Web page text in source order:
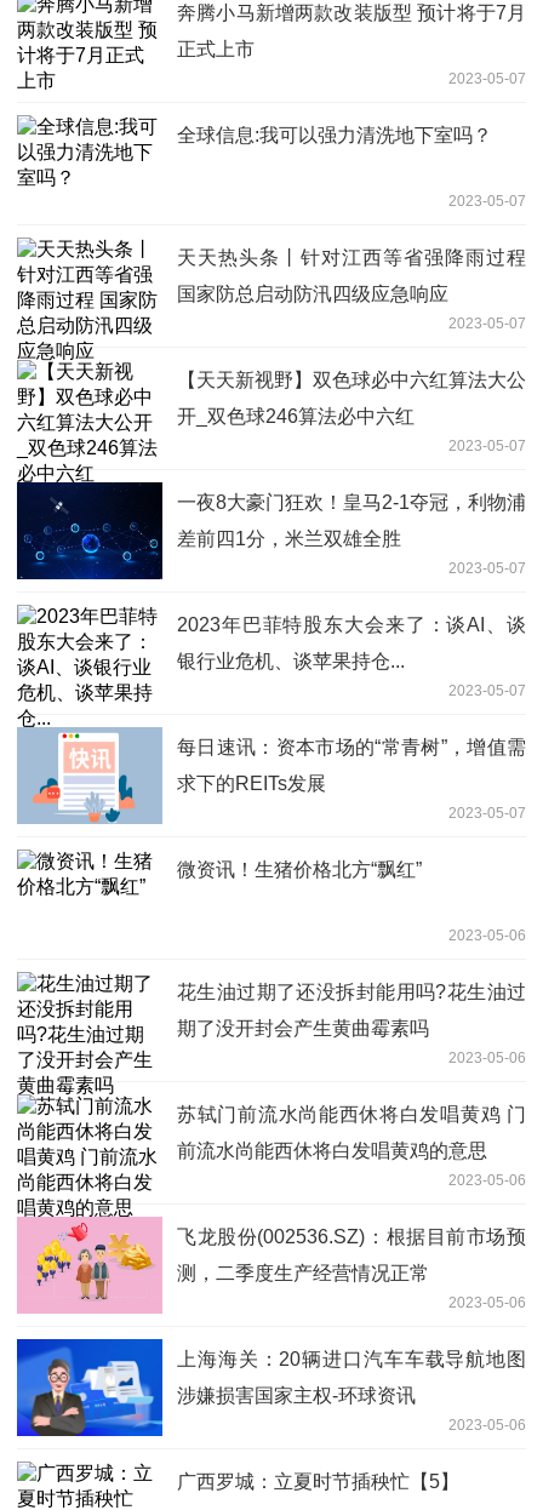
奔腾小马新增两款改装版型 预计将于7月
正式上市
2023-05-07
全球信息:我可以强力清洗地下室吗？
2023-05-07
天天热头条丨针对江西等省强降雨过程
国家防总启动防汛四级应急响应
2023-05-07
【天天新视野】双色球必中六红算法大公
开_双色球246算法必中六红
2023-05-07
一夜8大豪门狂欢！皇马2-1夺冠，利物浦
差前四1分，米兰双雄全胜
2023-05-07
2023年巴菲特股东大会来了：谈AI、谈
银行业危机、谈苹果持仓...
2023-05-07
每日速讯：资本市场的“常青树”，增值需
求下的REITs发展
2023-05-07
微资讯！生猪价格北方“飘红”
2023-05-06
花生油过期了还没拆封能用吗?花生油过
期了没开封会产生黄曲霉素吗
2023-05-06
苏轼门前流水尚能西休将白发唱黄鸡 门
前流水尚能西休将白发唱黄鸡的意思
2023-05-06
飞龙股份(002536.SZ)：根据目前市场预
测，二季度生产经营情况正常
2023-05-06
上海海关：20辆进口汽车车载导航地图
涉嫌损害国家主权-环球资讯
2023-05-06
广西罗城：立夏时节插秧忙【5】